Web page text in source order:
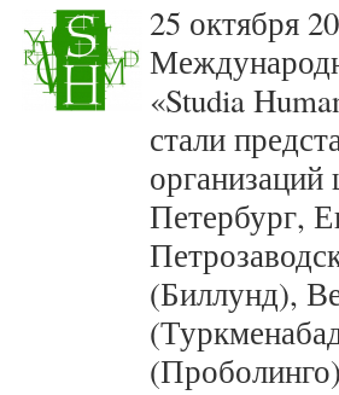
25 октября
«Studia
стали
Петербург,
(Биллунд),